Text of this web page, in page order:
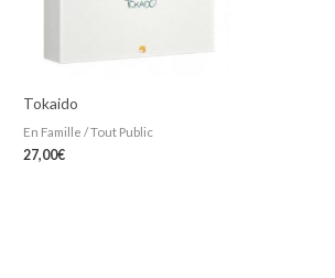
Tokaido
En Famille / Tout Public
27,00€